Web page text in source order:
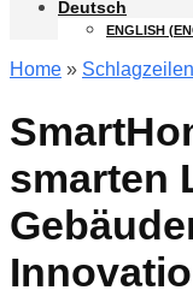
Deutsch
ENGLISH (
Home » Schlagzeilen
smarten